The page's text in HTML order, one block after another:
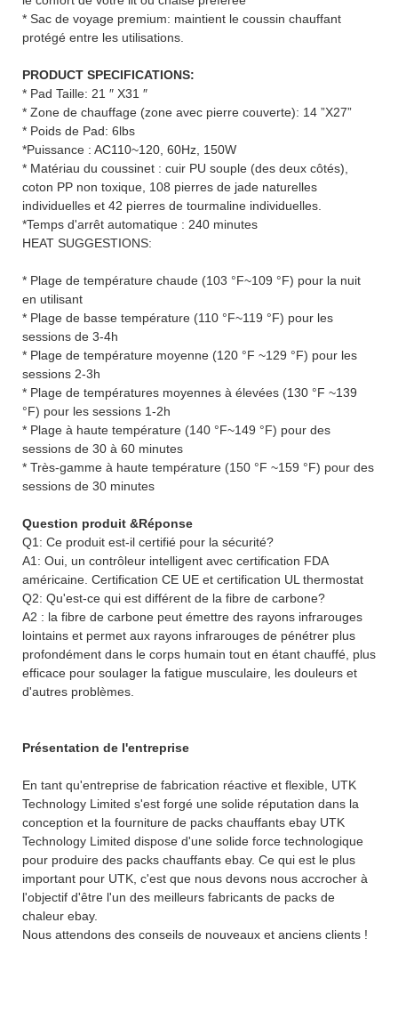
* Sac de voyage premium: maintient le coussin chauffant
protégé entre les utilisations.
PRODUCT SPECIFICATIONS:
* Pad Taille: 21 ″ X31 ″
* Zone de chauffage (zone avec pierre couverte): 14 ”X27”
* Poids de Pad: 6lbs
*Puissance : AC110~120, 60Hz, 150W
* Matériau du coussinet : cuir PU souple (des deux côtés),
coton PP non toxique, 108 pierres de jade naturelles
individuelles et 42 pierres de tourmaline individuelles.
*Temps d'arrêt automatique : 240 minutes
HEAT SUGGESTIONS:
* Plage de température chaude (103 °F~109 °F) pour la nuit
en utilisant
* Plage de basse température (110 °F~119 °F) pour les
sessions de 3-4h
* Plage de température moyenne (120 °F ~129 °F) pour les
sessions 2-3h
* Plage de températures moyennes à élevées (130 °F ~139
°F) pour les sessions 1-2h
* Plage à haute température (140 °F~149 °F) pour des
sessions de 30 à 60 minutes
* Très-gamme à haute température (150 °F ~159 °F) pour des
sessions de 30 minutes
Question produit &Réponse
Q1: Ce produit est-il certifié pour la sécurité?
A1: Oui, un contrôleur intelligent avec certification FDA
américaine. Certification CE UE et certification UL thermostat
Q2: Qu'est-ce qui est différent de la fibre de carbone?
A2 : la fibre de carbone peut émettre des rayons infrarouges
lointains et permet aux rayons infrarouges de pénétrer plus
profondément dans le corps humain tout en étant chauffé, plus
efficace pour soulager la fatigue musculaire, les douleurs et
d'autres problèmes.
Présentation de l'entreprise
En tant qu'entreprise de fabrication réactive et flexible, UTK
Technology Limited s'est forgé une solide réputation dans la
conception et la fourniture de packs chauffants ebay UTK
Technology Limited dispose d'une solide force technologique
pour produire des packs chauffants ebay. Ce qui est le plus
important pour UTK, c'est que nous devons nous accrocher à
l'objectif d'être l'un des meilleurs fabricants de packs de
chaleur ebay.
Nous attendons des conseils de nouveaux et anciens clients !